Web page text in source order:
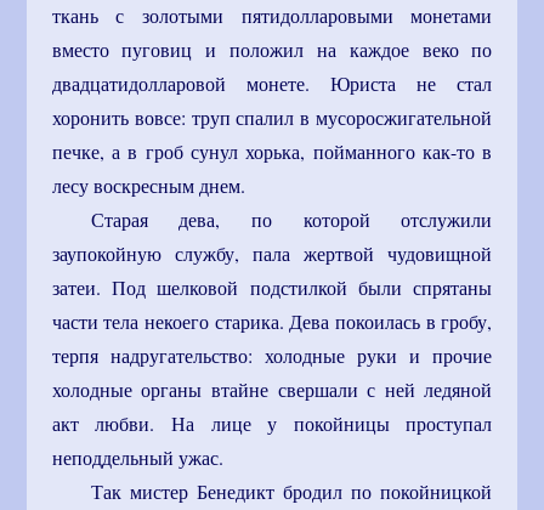
ткань с золотыми пятидолларовыми монетами
вместо пуговиц и положил на каждое веко по
двадцатидолларовой монете. Юриста не стал
хоронить вовсе: труп спалил в мусоросжигательной
печке, а в гроб сунул хорька, пойманного как-то в
лесу воскресным днем.
Старая дева, по которой отслужили
заупокойную службу, пала жертвой чудовищной
затеи. Под шелковой подстилкой были спрятаны
части тела некоего старика. Дева покоилась в гробу,
терпя надругательство: холодные руки и прочие
холодные органы втайне свершали с ней ледяной
акт любви. На лице у покойницы проступал
неподдельный ужас.
Так мистер Бенедикт бродил по покойницкой